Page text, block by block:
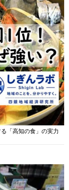
「高知の食」の実力